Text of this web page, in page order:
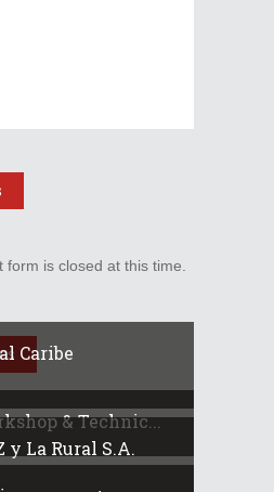
form is closed at this time.
Caribe
& Technic...
y La Rural S.A.